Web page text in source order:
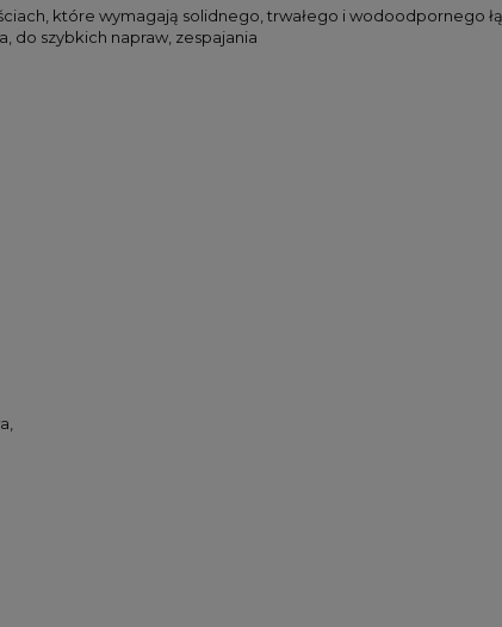
które wymagają solidnego, trwałego i wodoodpornego
do szybkich napraw, zespajania